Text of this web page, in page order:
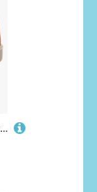
Superfit Supies 4S GTX Wasserdichte Kinder Sneaker, Brown, 20, Kinderschuhe